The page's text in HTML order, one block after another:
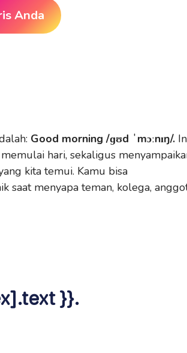
Anda
Good morning /ɡʊd ˈmɔːnɪŋ/.
hari, sekaligus
kita temui. Kamu bisa
saat menyapa teman, kolega,
}}.